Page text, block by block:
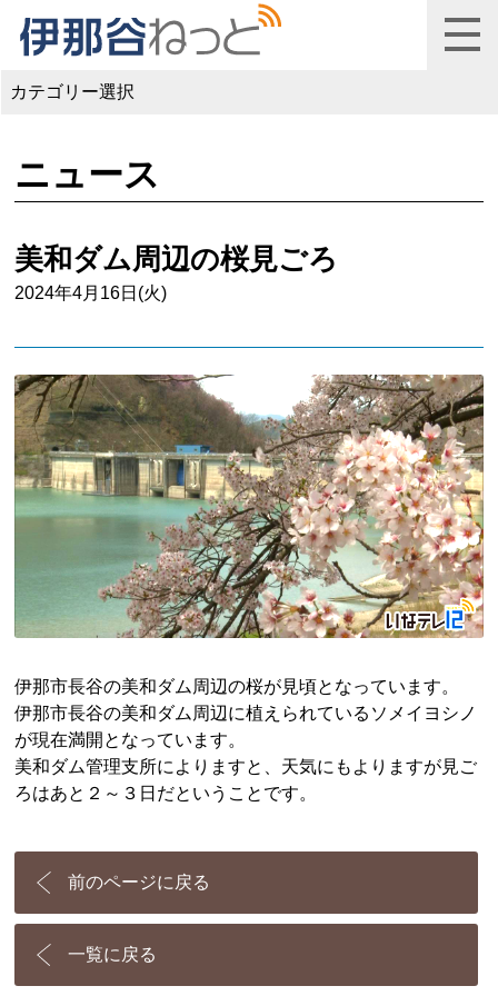
カテゴリー選択
ニュース
美和ダム周辺の桜見ごろ
2024年4月16日(火)
伊那市長谷の美和ダム周辺の桜が見頃となっています。
伊那市長谷の美和ダム周辺に植えられているソメイヨシノ
が現在満開となっています。
美和ダム管理支所によりますと、天気にもよりますが見ご
ろはあと２～３日だということです。
前のページに戻る
一覧に戻る